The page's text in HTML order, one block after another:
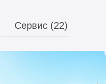
Сервис (22)